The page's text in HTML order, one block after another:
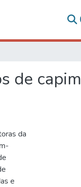
de capim
da
e